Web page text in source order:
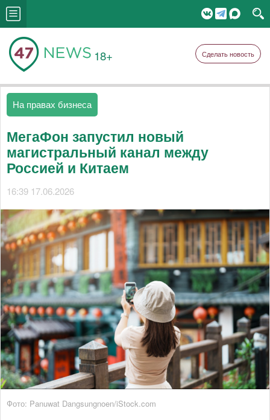
18+ Сделать новость
На правах бизнеса
МегаФон запустил новый
магистральный канал между
Россией и Китаем
16:39 17.06.2026
Фото: Panuwat Dangsungnoen/iStock.com